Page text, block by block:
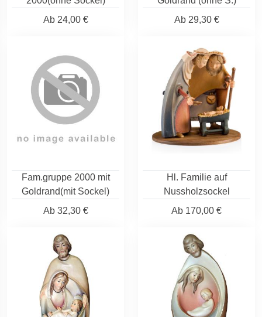
Ab24,00 €
Ab29,30 €
Fam.gruppe 2000 mit
Goldrand(mit Sockel)
Ab32,30 €
Hl. Familie auf
Nussholzsockel
Ab 170,00 €